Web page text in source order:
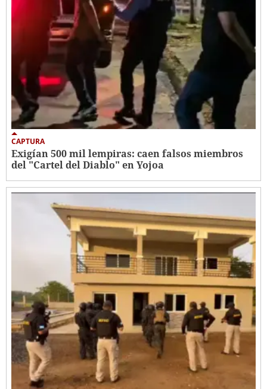
CAPTURA
Exigían 500 mil lempiras: caen falsos miembros
del "Cartel del Diablo" en Yojoa